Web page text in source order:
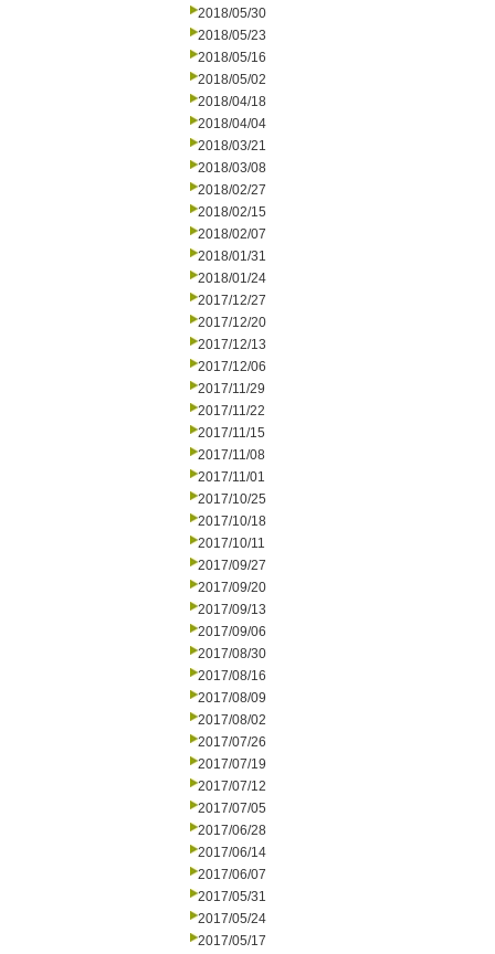
2018/05/30
2018/05/23
2018/05/16
2018/05/02
2018/04/18
2018/04/04
2018/03/21
2018/03/08
2018/02/27
2018/02/15
2018/02/07
2018/01/31
2018/01/24
2017/12/27
2017/12/20
2017/12/13
2017/12/06
2017/11/29
2017/11/22
2017/11/15
2017/11/08
2017/11/01
2017/10/25
2017/10/18
2017/10/11
2017/09/27
2017/09/20
2017/09/13
2017/09/06
2017/08/30
2017/08/16
2017/08/09
2017/08/02
2017/07/26
2017/07/19
2017/07/12
2017/07/05
2017/06/28
2017/06/14
2017/06/07
2017/05/31
2017/05/24
2017/05/17